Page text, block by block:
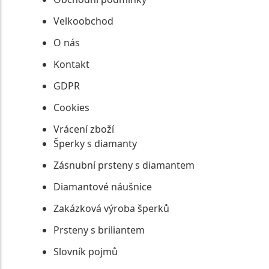
Velkoobchod
O nás
Kontakt
GDPR
Cookies
Vrácení zboží
Šperky s diamanty
Zásnubní prsteny s diamantem
Diamantové náušnice
Zakázková výroba šperků
Prsteny s briliantem
Slovník pojmů